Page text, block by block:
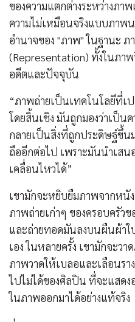
ของความแตกต่างระหว่างภ
ความไม่เหมือนจริงแบบภาพ
อำนาจของ "ภาพ" ในฐานะ
(Representation) ทั้งในภา
อดีตและปัจจุบัน
“ภาพถ่ายเป็นเทคโนโลยีที่เ
โดยสิ้นเชิง มันถูกมองว่าเป็น
กลายเป็นสิ่งที่ถูกประดิษฐ์ขึ้น
ถืออีกต่อไป เพราะมันนำเส
เคลื่อนไหวได้”
เขามักจะหยิบยืมภาพจากห
ภาพถ่ายเก่าๆ ของครอบครัว
และถ่ายทอดมันลงบนผืนผ้าใ
เอง ในหลายครั้ง เขามักจะว
ภาพวาดให้เบลอและเลือนร
ไปไม่ได้ของศิลปิน ที่จะแสดง
ในภาพออกมาได้อย่างแท้จริง